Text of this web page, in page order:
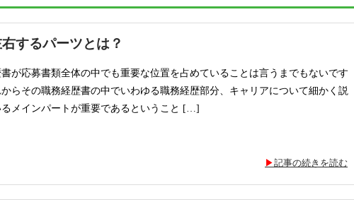
するパーツとは？
が応募書類全体の中でも重要な位置を占めていることは言うまでもないです
らその職務経歴書の中でいわゆる職務経歴部分、キャリアについて細かく説
るメインパートが重要であるということ […]
記事の続きを読む